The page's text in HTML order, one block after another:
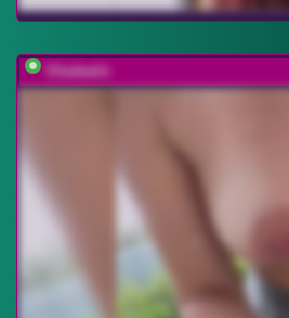
SSaibaliii